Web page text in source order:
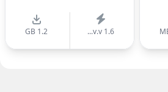
v.v 1.6...
1.2 GB